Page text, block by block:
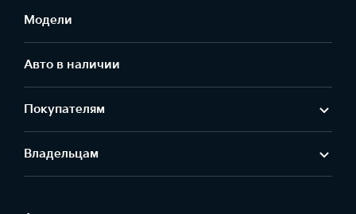
Модели
Авто в наличии
Покупателям
Владельцам